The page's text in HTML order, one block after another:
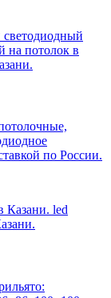
светодиодный
на потолок в
.
по России.
Казани. led
.